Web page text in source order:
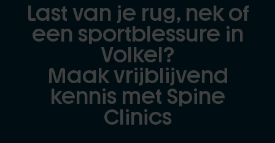
Last van je rug, nek of
een sportblessure in
Volkel?
Maak vrijblijvend
kennis met Spine
Clinics